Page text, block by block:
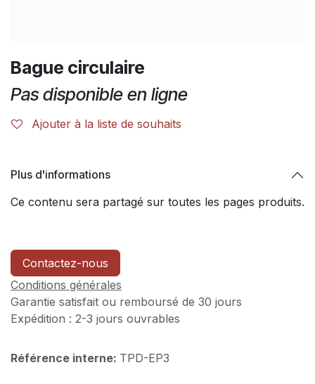
Bague circulaire
Pas disponible en ligne
Ajouter à la liste de souhaits
Plus d'informations
Ce contenu sera partagé sur toutes les pages produits.
Contactez-nous
Conditions générales
Garantie satisfait ou remboursé de 30 jours
Expédition : 2-3 jours ouvrables
Référence interne: TPD-EP3